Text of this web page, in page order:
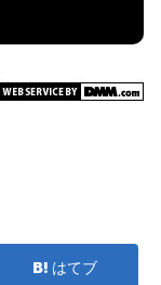
はてブ